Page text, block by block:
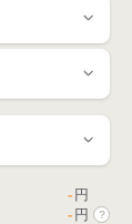
- 円
- 円 ?